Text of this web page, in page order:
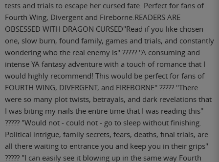
tests and trials to escape her cursed fate. Perfect for fans of
Fourth Wing, Divergent and Fireborne.READERS ARE
OBSESSED WITH DRAGON CURSED''Read if you like chosen
one, slow burn, found family, games and trials, and constantly
wondering who the real enemy is'' ????? ''A consuming and
intense YA fantasy adventure with a touch of romance that I
would highly recommend! This would be perfect for fans of
FOURTH WING, DIVERGENT, and FIREBORNE'' ????? ''There
were so many plot twists, betrayals, and dark revelations that
I was biting my nails the entire time that I was reading this''
????? ''Would not - could not - go to sleep without finishing.
Political intrigue, family secrets, fears, deaths, final trials, are
all there waiting to entrance you and keep you in their grips''
????? ''I can easily see it blowing up in the same way Fourth